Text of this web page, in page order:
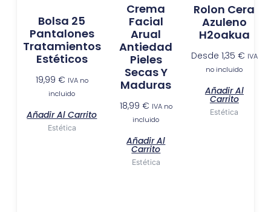
Bolsa 25
Pantalones
Tratamientos
Estéticos
19,99 € IVA no
incluido
Añadir Al Carrito
Estética
Crema
Facial
Arual
Antiedad
Pieles
Secas Y
Maduras
18,99 € IVA no
incluido
Añadir Al
Carrito
Estética
Rolon Cera
Azuleno
H2oakua
Desde 1,35 € IVA
no incluido
Añadir Al
Carrito
Estética